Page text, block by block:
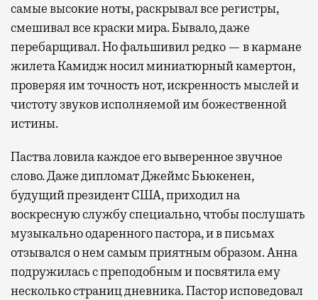
самые высокие ноты, раскрывал все регистры,
смешивал все краски мира. Бывало, даже
перебарщивал. Но фальшивил редко — в кармане
жилета Камидж носил миниатюрный камертон,
проверяя им точность нот, искренность мыслей и
чистоту звуков исполняемой им божественной
истины.
Паства ловила каждое его выверенное звучное
слово. Даже дипломат Джеймс Бьюкенен,
будущий президент США, приходил на
воскресную службу специально, чтобы послушать
музыкально одаренного пастора, и в письмах
отзывался о нем самым приятным образом. Анна
подружилась с преподобным и посвятила ему
несколько страниц дневника. Пастор исповедовал